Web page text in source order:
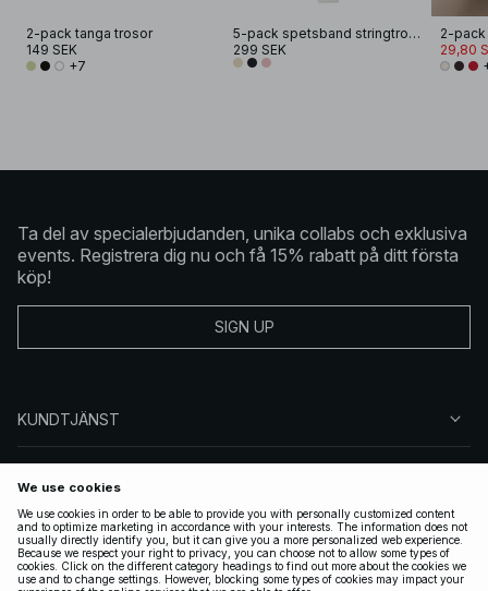
2-pack tanga trosor
149 SEK
+7
5-pack spetsband stringtrosor
299 SEK
2-pack
29,80
Ta del av specialerbjudanden, unika collabs och exklusiva
events. Registrera dig nu och få 15% rabatt på ditt första
köp!
SIGN UP
KUNDTJÄNST
FÖLJ OSS
JURIDISKT